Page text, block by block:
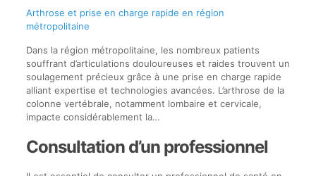
Arthrose et prise en charge rapide en région
métropolitaine
Dans la région métropolitaine, les nombreux patients
souffrant d’articulations douloureuses et raides trouvent un
soulagement précieux grâce à une prise en charge rapide
alliant expertise et technologies avancées. L’arthrose de la
colonne vertébrale, notamment lombaire et cervicale,
impacte considérablement la…
Consultation d’un professionnel